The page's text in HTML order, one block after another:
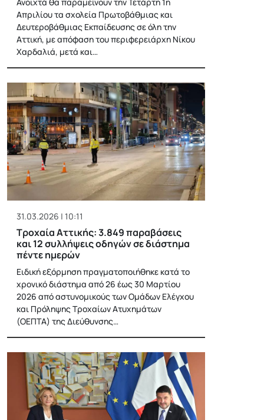
Απριλίου τα σχολεία Πρωτοβάθμιας και
Δευτεροβάθμιας Εκπαίδευσης σε όλη την
Αττική, με απόφαση του περιφερειάρχη Νίκου
Χαρδαλιά, μετά και…
31.03.2026 | 10:11
Τροχαία Αττικής: 3.849 παραβάσεις
και 12 συλλήψεις οδηγών σε διάστημα
πέντε ημερών
Ειδική εξόρμηση πραγματοποιήθηκε κατά το
χρονικό διάστημα από 26 έως 30 Μαρτίου
2026 από αστυνομικούς των Ομάδων Ελέγχου
και Πρόληψης Τροχαίων Ατυχημάτων
(ΟΕΠΤΑ) της Διεύθυνσης…